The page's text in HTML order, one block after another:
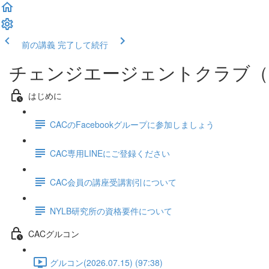
前の講義 完了して続行
チェンジエージェントクラブ
はじめに
CACのFacebookグループに参加しましょう
CAC専用LINEにご登録ください
CAC会員の講座受講割引について
NYLB研究所の資格要件について
CACグルコン
グルコン(2026.07.15) (97:38)